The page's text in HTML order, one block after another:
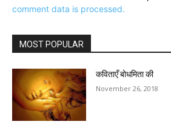
comment data is processed.
MOST POPULAR
कविताएँ बोधमिता की
November 26, 2018